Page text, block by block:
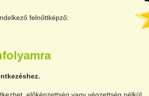
felnőttképző: